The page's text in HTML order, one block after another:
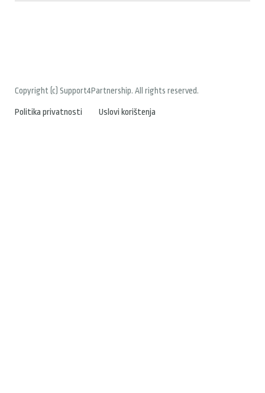
Copyright (c) Support4Partnership. All rights reserved.
Politika privatnosti Uslovi korištenja